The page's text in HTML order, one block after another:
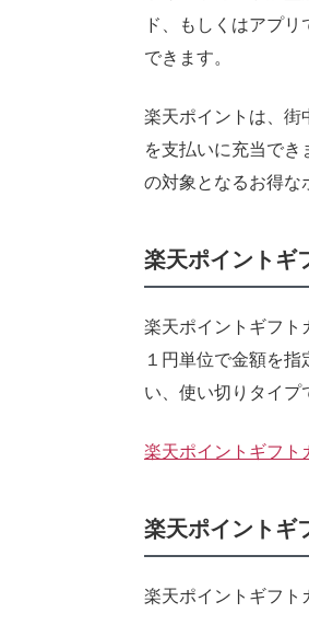
ド、もしくはアプ
できます。
楽天ポイントは、街
を支払いに充当で
の対象となるお得な
楽天ポイントギ
楽天ポイントギフト
１円単位で金額を
い、使い切りタイプ
楽天ポイントギフト
楽天ポイントギ
楽天ポイントギフト